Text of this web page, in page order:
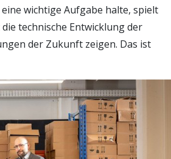
wichtige Aufgabe halte, spielt
technische Entwicklung der
der Zukunft zeigen. Das ist